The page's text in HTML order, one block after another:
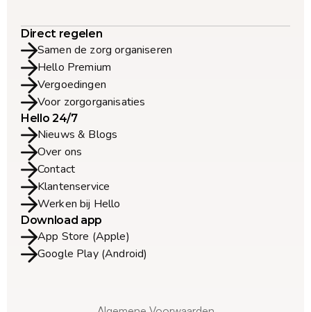
Direct regelen
Samen de zorg organiseren
Hello Premium
Vergoedingen
Voor zorgorganisaties
Hello 24/7
Nieuws & Blogs
Over ons
Contact
Klantenservice
Werken bij Hello
Download app
App Store (Apple)
Google Play (Android)